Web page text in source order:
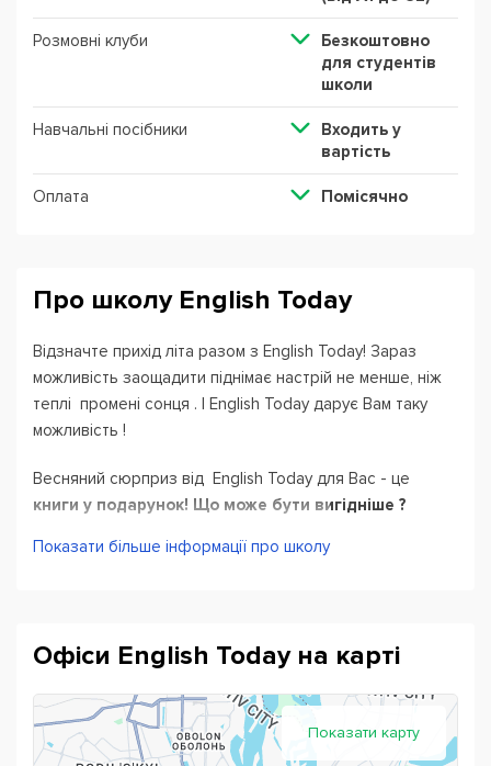
Розмовні клуби
Безкоштовно
для студентів
школи
Навчальні посібники
Входить у
вартість
Оплата Помісячно
Про школу English Today
Відзначте прихід літа разом з English Today! Зараз
можливість заощадити піднімає настрій не менше, ніж
теплі промені сонця . І English Today дарує Вам таку
можливість !
Весняний сюрприз від English Today для Вас - це
книги у подарунок! Що може бути вигідніше ?
бонусом -знижкою на Speaking club з носієм мови
інших? У першу чергу, у налагодженій методиці
викладання і по-справжньому "живих" заняттях з
кваліфікованими викладачами. Постійно
вдосконалюється система подачі матеріалу, тому мета
нашої школи зробити навчання максимально простим і
ефективним одночасно.
Показати більше інформації про школу
Офіси English Today на карті
Показати карту